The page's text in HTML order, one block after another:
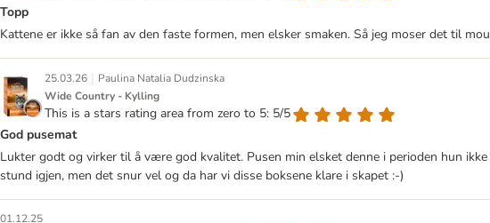
Topp
Kattene er ikke så fan av den faste formen, men elsker smaken. Så jeg moser det til
25.03.26 | Paulina Natalia Dudzinska
Wide Country - Kylling
This is a stars rating area from zero to 5: 5/5
God pusemat
Lukter godt og virker til å være god kvalitet. Pusen min elsket denne i perioden hun
stund igjen, men det snur vel og da har vi disse boksene klare i skapet :-)
01.12.25